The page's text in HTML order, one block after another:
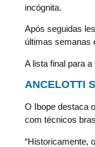
incógnita.
Após seguidas
últimas semanas
A lista final para
ANCELOTTI
O Ibope destaca
com técnicos
“Historicamente,